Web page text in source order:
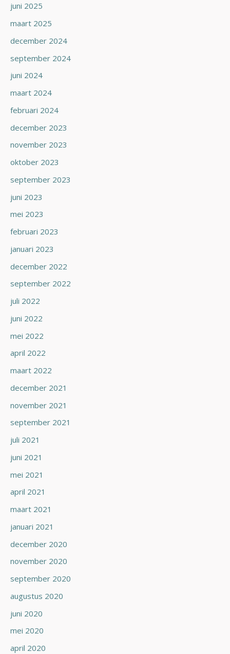
juni 2025
maart 2025
december 2024
september 2024
juni 2024
maart 2024
februari 2024
december 2023
november 2023
oktober 2023
september 2023
juni 2023
mei 2023
februari 2023
januari 2023
december 2022
september 2022
juli 2022
juni 2022
mei 2022
april 2022
maart 2022
december 2021
november 2021
september 2021
juli 2021
juni 2021
mei 2021
april 2021
maart 2021
januari 2021
december 2020
november 2020
september 2020
augustus 2020
juni 2020
mei 2020
april 2020